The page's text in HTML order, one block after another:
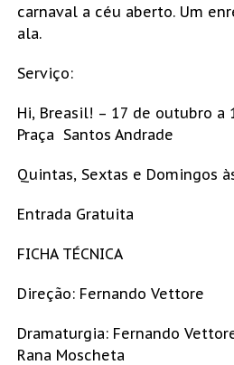
carnaval a céu aberto. Um
ala.
Serviço:
Hi, Breasil! – 17 de outubro
Praça Santos Andrade
Quintas, Sextas e Domingos
Entrada Gratuita
FICHA TÉCNICA
Direção: Fernando Vettore
Dramaturgia: Fernando
Rana Moscheta